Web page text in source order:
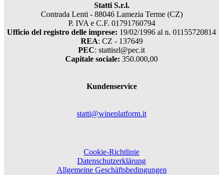
Statti S.r.l.
Contrada Lenti - 88046 Lamezia Terme (CZ)
P. IVA e C.F. 01791760794
Ufficio del registro delle imprese: 19/02/1996 al n. 01155720814
REA: CZ - 137649
PEC: stattisrl@pec.it
Capitale sociale: 350.000,00
Kundenservice
statti@wineplatform.it
Cookie-Richtlinie
Datenschutzerklärung
Allgemeine Geschäftsbedingungen